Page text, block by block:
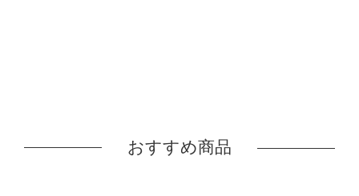
おすすめ商品